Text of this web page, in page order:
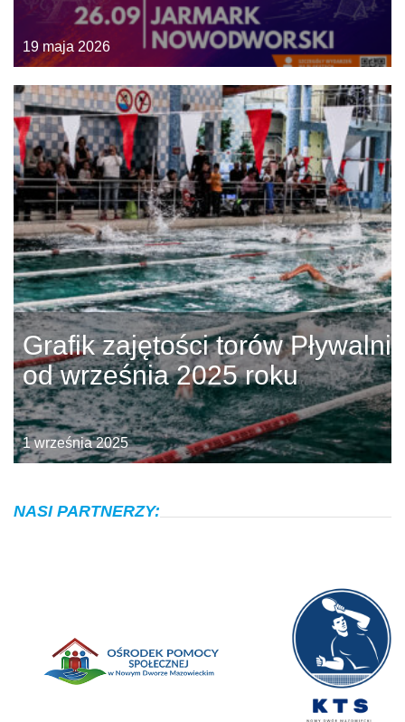
19 maja 2026
Grafik zajętości torów Pływalni
od września 2025 roku
1 września 2025
NASI PARTNERZY: